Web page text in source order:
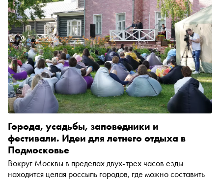
Города, усадьбы, заповедники и
фестивали. Идеи для летнего отдыха в
Подмосковье
Вокруг Москвы в пределах двух-трех часов езды
находится целая россыпь городов, где можно составить